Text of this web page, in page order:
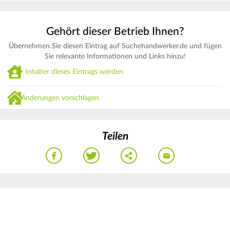
Gehört dieser Betrieb Ihnen?
Übernehmen Sie diesen Eintrag auf Suchehandwerker.de und fügen
Sie relevante Informationen und Links hinzu!
Inhaber dieses Eintrags werden
Änderungen vorschlagen
Teilen